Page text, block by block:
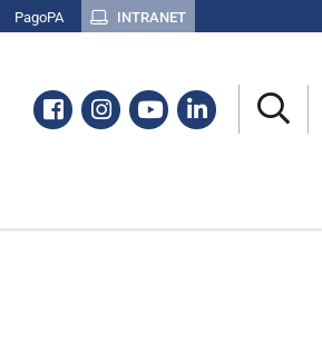
PagoPA INTRANET
Facebook
Instagram
YoutubeLinkedin